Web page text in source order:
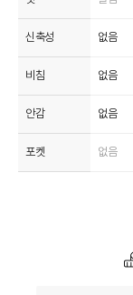
신축성 없음
비침 없음
안감 없음
포켓 없음